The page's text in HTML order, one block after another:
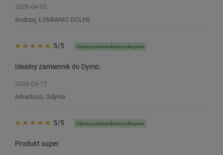
2026-04-02
Andrzej, ŁOMIANKI DOLNE
5/5 Opinia potwierdzona zakupem
Idealny zamiennik do Dymo.
2026-03-17
Arkadiusz, Gdynia
5/5 Opinia potwierdzona zakupem
Produkt super